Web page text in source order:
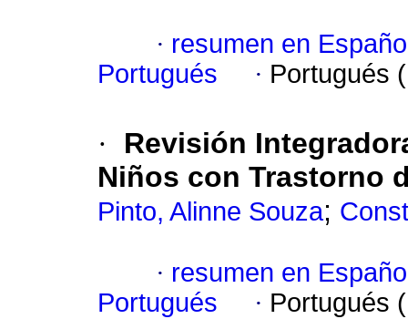
· resumen en
Portugués
· Portugués
·
Revisión
Niños con Trastorno
Pinto, Alinne Souza;
· resumen en
Portugués
· Portugués